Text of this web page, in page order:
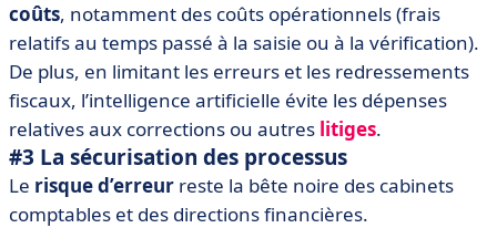
coûts, notamment des coûts opérationnels (frais
relatifs au temps passé à la saisie ou à la vérification).
De plus, en limitant les erreurs et les redressements
fiscaux, l’intelligence artificielle évite les dépenses
relatives aux corrections ou autres litiges.
#3 La sécurisation des processus
Le risque d’erreur reste la bête noire des cabinets
comptables et des directions financières.